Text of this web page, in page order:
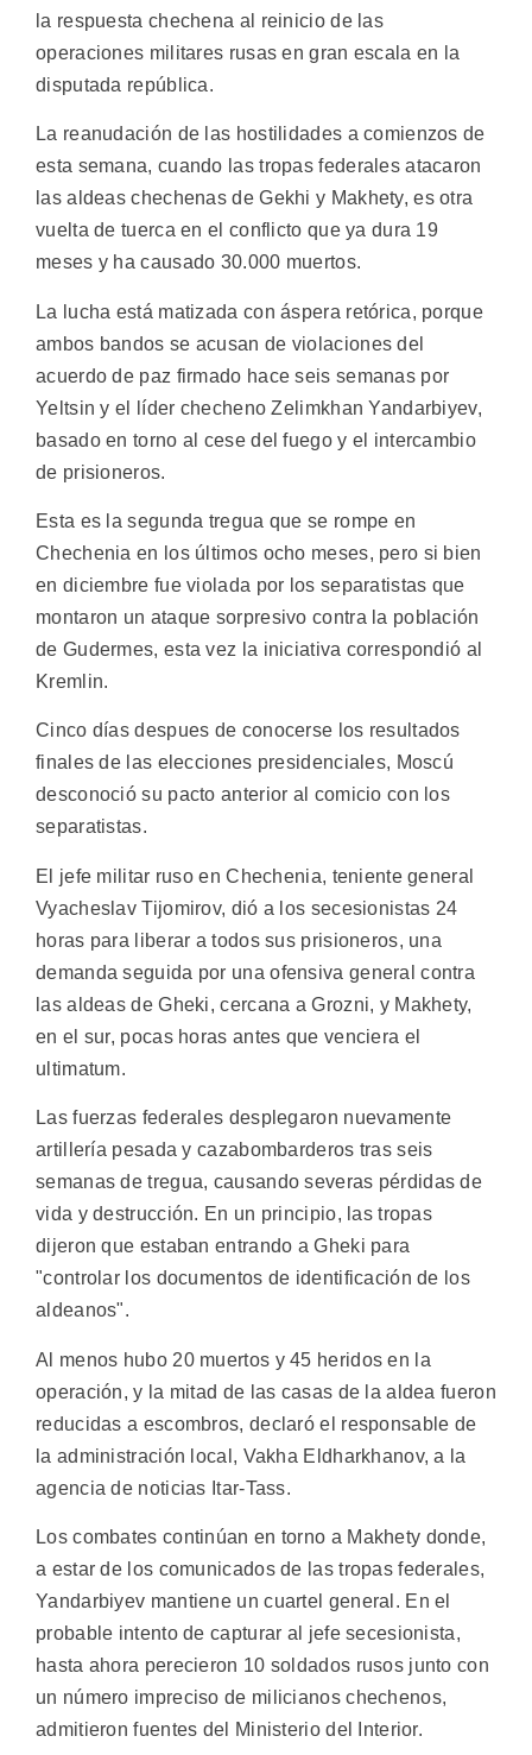
la respuesta chechena al reinicio de las
operaciones militares rusas en gran escala en la
disputada república.
La reanudación de las hostilidades a comienzos de
esta semana, cuando las tropas federales atacaron
las aldeas chechenas de Gekhi y Makhety, es otra
vuelta de tuerca en el conflicto que ya dura 19
meses y ha causado 30.000 muertos.
La lucha está matizada con áspera retórica, porque
ambos bandos se acusan de violaciones del
acuerdo de paz firmado hace seis semanas por
Yeltsin y el líder checheno Zelimkhan Yandarbiyev,
basado en torno al cese del fuego y el intercambio
de prisioneros.
Esta es la segunda tregua que se rompe en
Chechenia en los últimos ocho meses, pero si bien
en diciembre fue violada por los separatistas que
montaron un ataque sorpresivo contra la población
de Gudermes, esta vez la iniciativa correspondió al
Kremlin.
Cinco días despues de conocerse los resultados
finales de las elecciones presidenciales, Moscú
desconoció su pacto anterior al comicio con los
separatistas.
El jefe militar ruso en Chechenia, teniente general
Vyacheslav Tijomirov, dió a los secesionistas 24
horas para liberar a todos sus prisioneros, una
demanda seguida por una ofensiva general contra
las aldeas de Gheki, cercana a Grozni, y Makhety,
en el sur, pocas horas antes que venciera el
ultimatum.
Las fuerzas federales desplegaron nuevamente
artillería pesada y cazabombarderos tras seis
semanas de tregua, causando severas pérdidas de
vida y destrucción. En un principio, las tropas
dijeron que estaban entrando a Gheki para
"controlar los documentos de identificación de los
aldeanos".
Al menos hubo 20 muertos y 45 heridos en la
operación, y la mitad de las casas de la aldea fueron
reducidas a escombros, declaró el responsable de
la administración local, Vakha Eldharkhanov, a la
agencia de noticias Itar-Tass.
Los combates continúan en torno a Makhety donde,
a estar de los comunicados de las tropas federales,
Yandarbiyev mantiene un cuartel general. En el
probable intento de capturar al jefe secesionista,
hasta ahora perecieron 10 soldados rusos junto con
un número impreciso de milicianos chechenos,
admitieron fuentes del Ministerio del Interior.